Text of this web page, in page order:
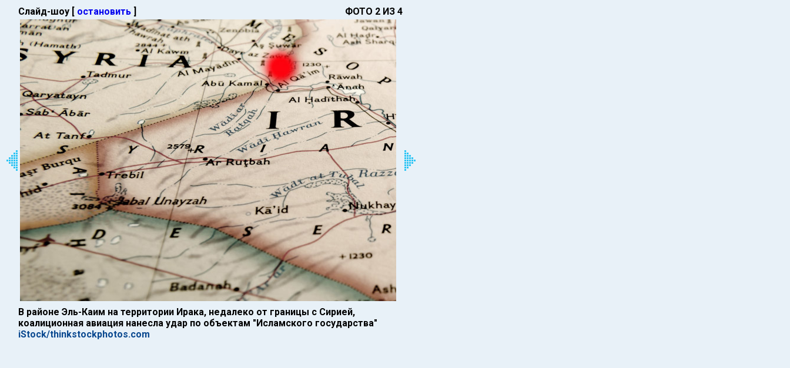
Слайд-шоу [ остановить ] ФОТО 2 ИЗ 4
В районе Эль-Каим на территории Ирака, недалеко от границы с Сирией,
коалиционная авиация нанесла удар по объектам "Исламского государства"
iStock/thinkstockphotos.com